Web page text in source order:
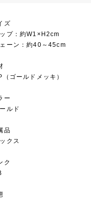
ズ
プ：約W1×H2cm
ーン：約40～45cm
ゴールドメッキ）
ー
ルド
品
クス
ク